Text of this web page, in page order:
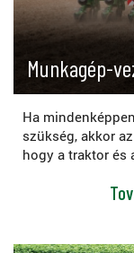
Munkagép-
Ha
szükség, akkor
hogy a traktor és